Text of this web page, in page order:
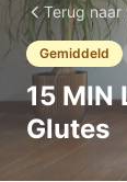
Terug naar
Gemiddeld
15 MIN
Glutes